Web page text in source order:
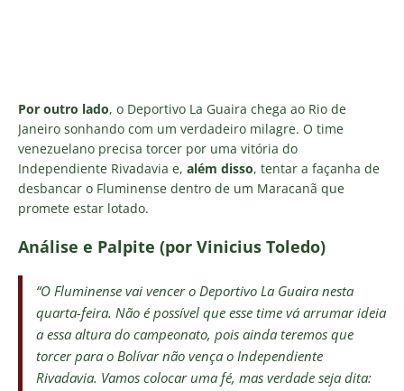
Por outro lado, o Deportivo La Guaira chega ao Rio de
Janeiro sonhando com um verdadeiro milagre. O time
venezuelano precisa torcer por uma vitória do
Independiente Rivadavia e, além disso, tentar a façanha de
desbancar o Fluminense dentro de um Maracanã que
promete estar lotado.
Análise e Palpite (por Vinicius Toledo)
“O Fluminense vai vencer o Deportivo La Guaira nesta
quarta-feira. Não é possível que esse time vá arrumar ideia
a essa altura do campeonato, pois ainda teremos que
torcer para o Bolívar não vença o Independiente
Rivadavia. Vamos colocar uma fé, mas verdade seja dita: